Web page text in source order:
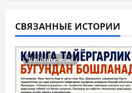
ц
и
я
СВЯЗАННЫЕ ИСТОРИИ
1 minute read